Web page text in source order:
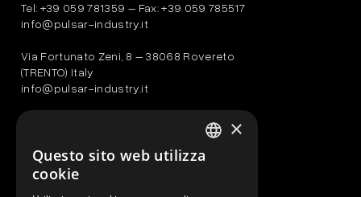
Tel: +39 059 781359 – Fax: +39 059 785517
info@pulsar-industry.it
Via Fortunato Zeni, 8 – 38068 Rovereto
(TRENTO) Italy
info@pulsar-industry.it
24th Floor
New York, NY 10281
×
Questo sito web utilizza
cookie